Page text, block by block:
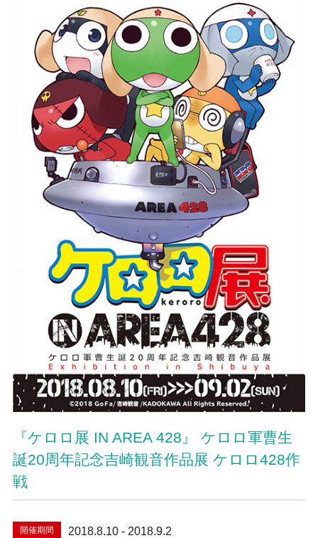
『ケロロ展 IN AREA 428』 ケロロ軍曹生
誕20周年記念吉崎観音作品展 ケロロ428作
戦
開催期間 2018.8.10 - 2018.9.2